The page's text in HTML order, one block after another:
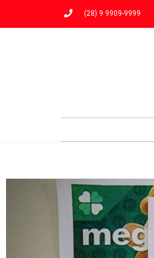
(28) 9 9909-9999